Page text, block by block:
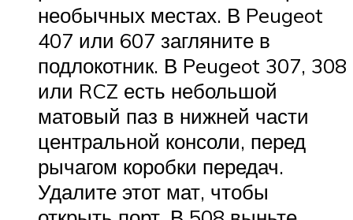
необычных местах. В Peugeot
407 или 607 загляните в
подлокотник. В Peugeot 307, 308
или RCZ есть небольшой
матовый паз в нижней части
центральной консоли, перед
рычагом коробки передач.
Удалите этот мат, чтобы